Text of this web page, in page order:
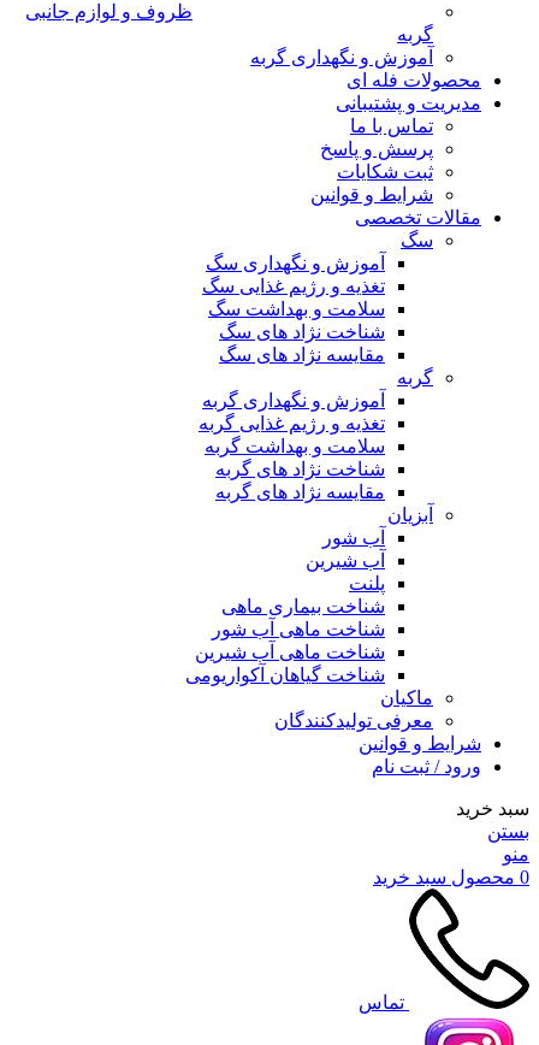
ظروف و لوازم جانبی
گربه
آموزش و نگهداری گربه
محصولات فله ای
مدیریت و پشتیبانی
تماس با ما
پرسش و پاسخ
ثبت شکایات
شرایط و قوانین
مقالات تخصصی
سگ
آموزش و نگهداری سگ
تغذیه و رژیم غذایی سگ
سلامت و بهداشت سگ
شناخت نژاد های سگ
مقایسه نژاد های سگ
گربه
آموزش و نگهداری گربه
تغذیه و رژیم غذایی گربه
سلامت و بهداشت گربه
شناخت نژاد های گربه
مقایسه نژاد های گربه
آبزیان
آب شور
آب شیرین
پلنت
شناخت بیماری ماهی
شناخت ماهی آب شور
شناخت ماهی آب شیرین
شناخت گیاهان آکواریومی
ماکیان
معرفی تولیدکنندگان
شرایط و قوانین
ورود / ثبت نام
سبد خرید
بستن
منو
0 محصول سبد خرید
تماس